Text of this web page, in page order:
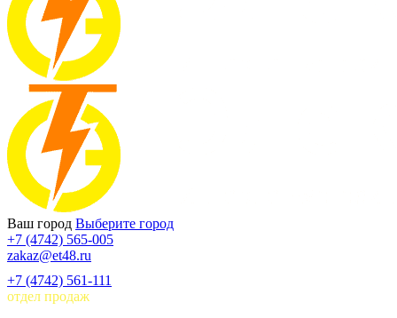
Ваш город Выберите город
+7 (4742) 565-005
zakaz@et48.ru
+7 (4742) 561-111
отдел продаж